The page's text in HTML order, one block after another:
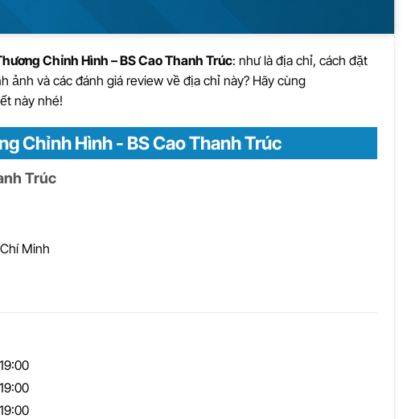
Chỉnh Hình – BS Cao Thanh Trúc: như là địa chỉ, cách đặt
và các đánh giá review về địa chỉ này? Hãy cùng
này nhé!
Chỉnh Hình - BS Cao Thanh Trúc
Trúc
Minh